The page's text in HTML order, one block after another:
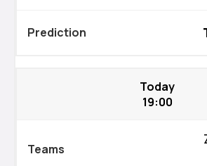
Today
19:00